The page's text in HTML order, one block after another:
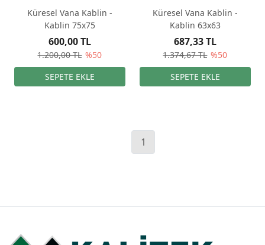
Küresel Vana Kablin -
Kablin 75x75
1.200,00 TL %50
600,00 TL
Küresel Vana Kablin -
Kablin 63x63
1.374,67 TL %50
687,33 TL
1